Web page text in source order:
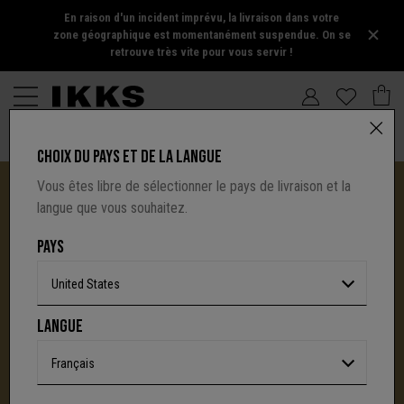
En raison d'un incident imprévu, la livraison dans votre
zone géographique est momentanément suspendue. On se
retrouve très vite pour vous servir !
UNE NOUVELLE PAGE S'ÉCRIT AVEC IKKS
C'est la fin d'une aventure : le site I.Code ferme
définitivement.Mais l'audace, la créativité
CHOIX DU PAYS ET DE LA LANGUE
Vous êtes libre de sélectionner le pays de livraison et la
langue que vous souhaitez.
PAYS
United States
LANGUE
Français